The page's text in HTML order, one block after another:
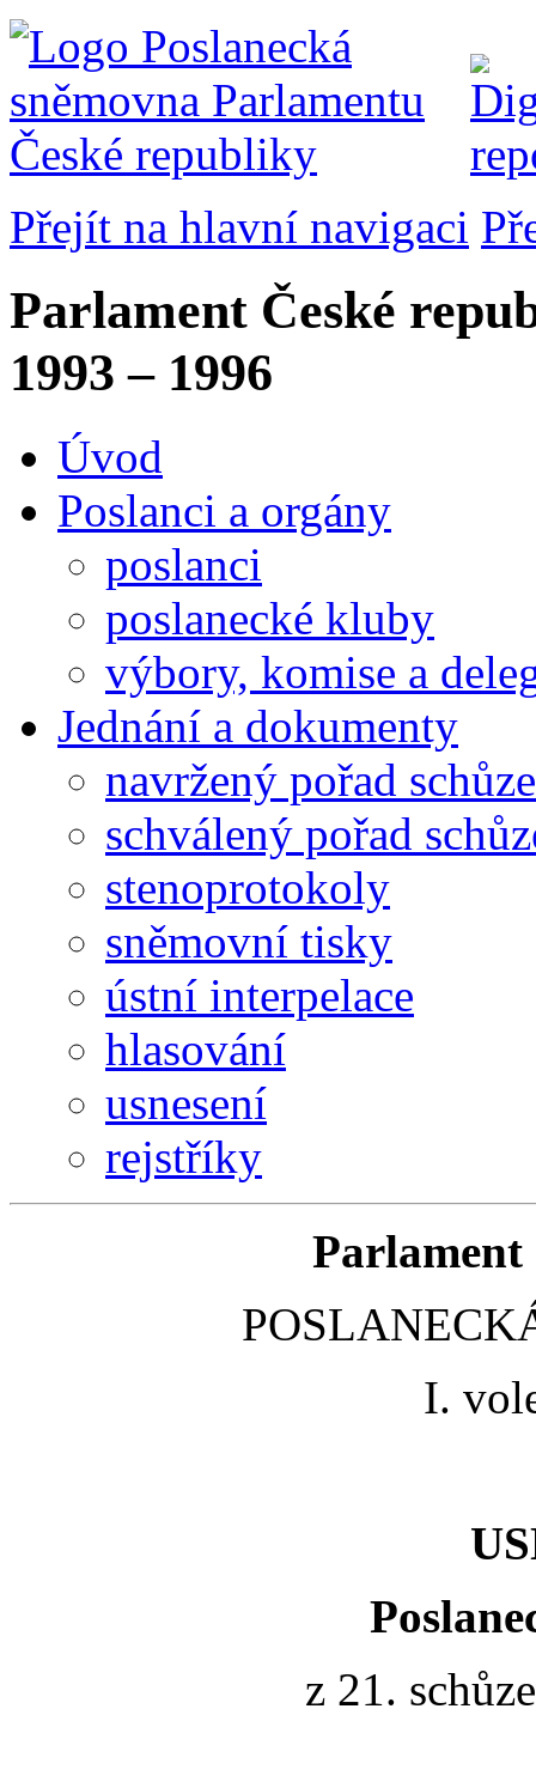
Přejít na hlavní navigaci
Parlament České
1993 – 1996
Úvod
Poslanci a orgány
poslanci
poslanecké kluby
výbory, komise a
Jednání a dokumenty
navržený pořad schůze
schválený pořad
stenoprotokoly
sněmovní tisky
ústní interpelace
hlasování
usnesení
rejstříky
Parlament
I.
z 21.